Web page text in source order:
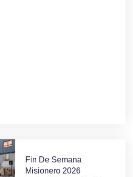
Fin De Semana
Misionero 2026